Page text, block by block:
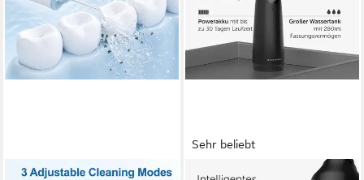
ATHLIX
Sehr beliebt
WONDERSMILE